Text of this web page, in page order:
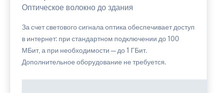
Оптическое волокно до здания
За счет светового сигнала оптика обеспечивает доступ
в интернет: при стандартном подключении до 100
МБит, а при необходимости — до 1 ГБит.
Дополнительное оборудование не требуется.